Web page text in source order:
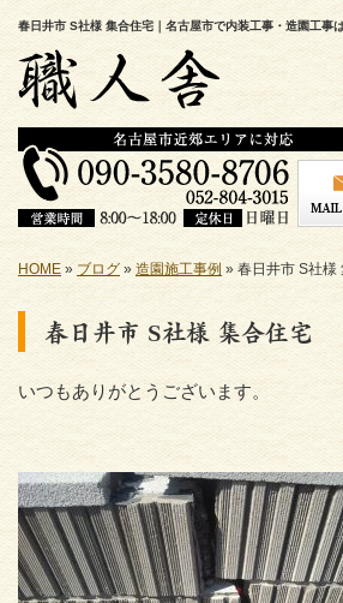
春日井市 S社様 集合住宅｜名古屋市で内装工事・造園工事
HOME » ブログ » 造園施工事例 » 春日井市 S社様
春日井市 S社様 集合住宅
いつもありがとうございます。